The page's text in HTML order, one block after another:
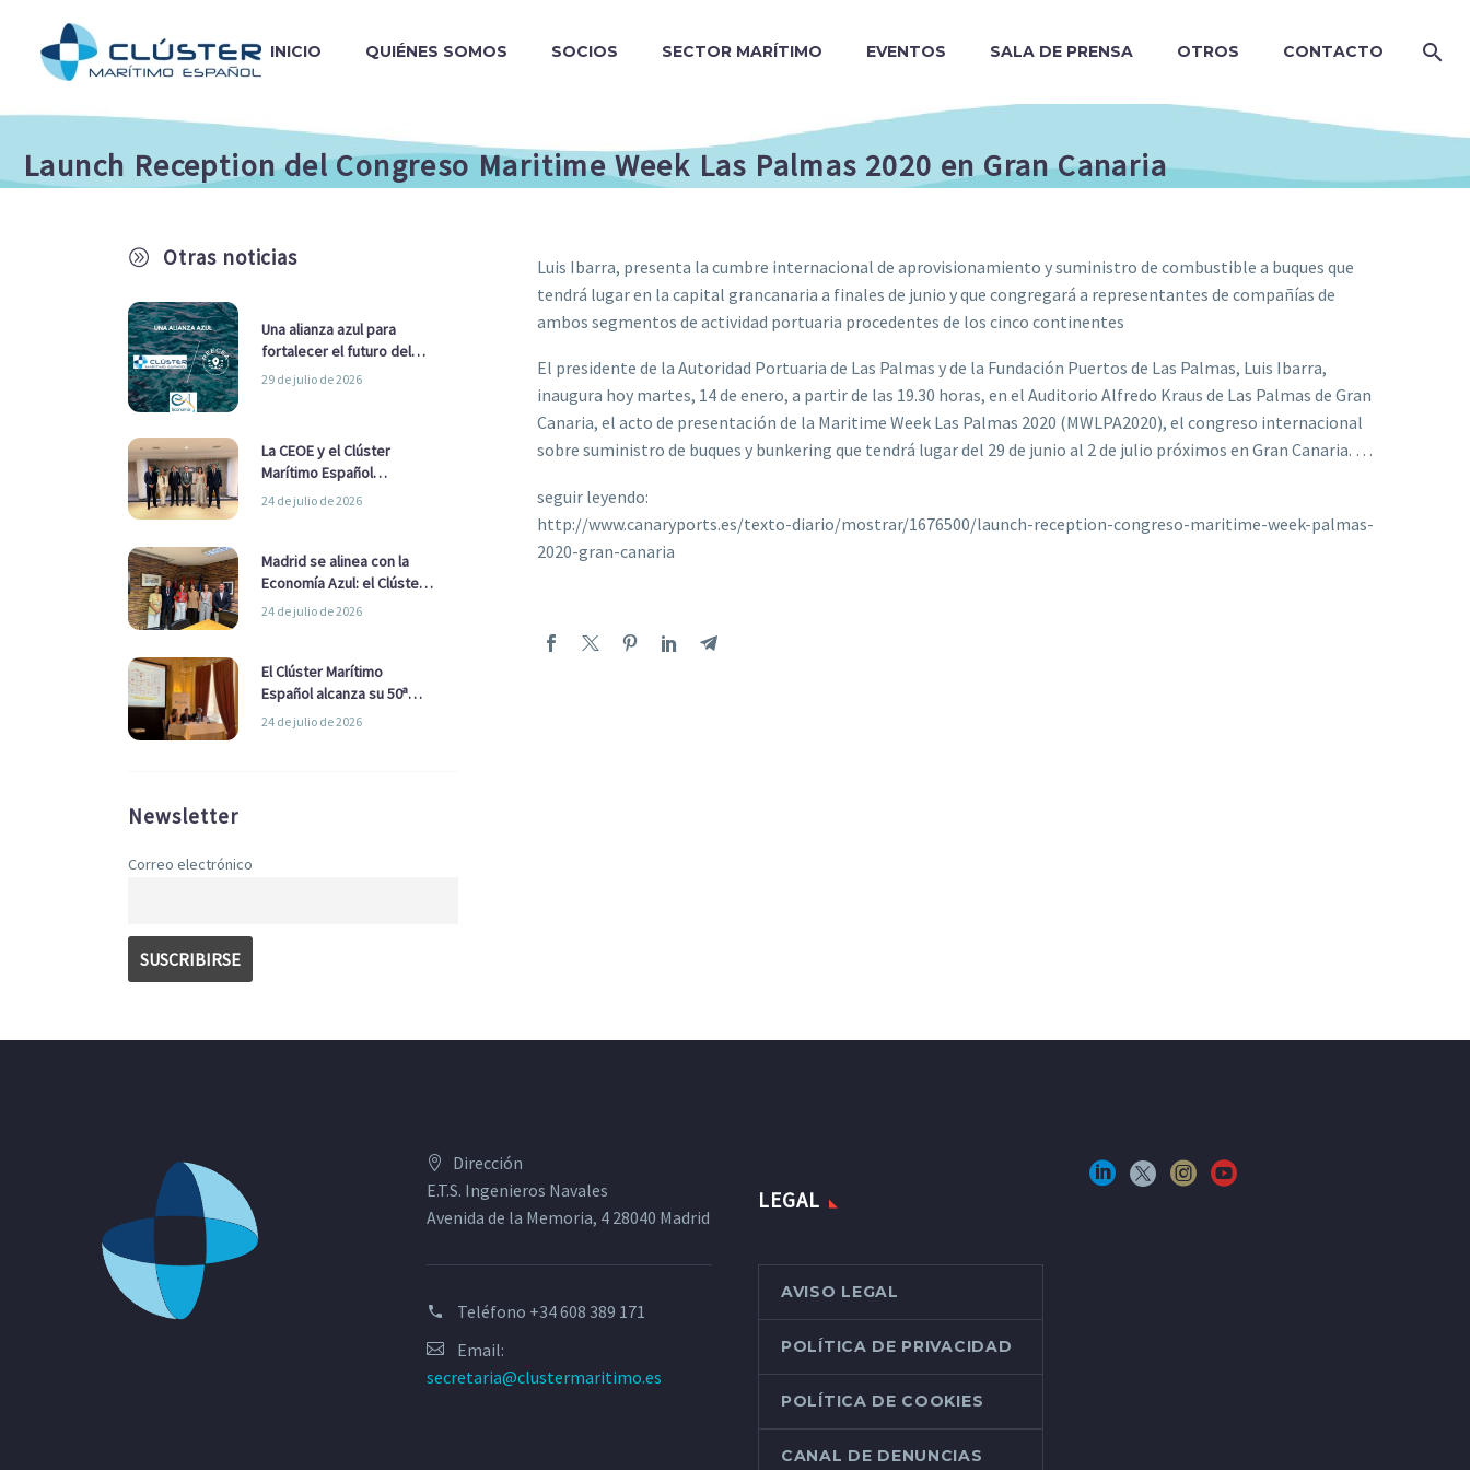
INICIO QUIÉNES SOMOS SOCIOS SECTOR MARÍTIMO EVENTOS SALA DE PRENSA OTROS CONTACTO
Launch Reception del Congreso Maritime Week Las Palmas 2020 en Gran Canaria
A Otras noticias
Una alianza azul para
fortalecer el futuro del
sector marítimo
29 de julio de 2026
La CEOE y el Clúster
Marítimo Español
refuerzan su alianza para
24 de julio de 2026
Madrid se alinea con la
Economía Azul: el Clúster
Marítimo Español y la Real
Ayuntamiento
24 de julio de 2026
El Clúster Marítimo
Español alcanza su 50ª
Asamblea reafirmando su
24 de julio de 2026
Newsletter
Correo electrónico
Luis Ibarra, presenta la cumbre internacional de aprovisionamiento y suministro de combustible a buques que
tendrá lugar en la capital grancanaria a finales de junio y que congregará a representantes de compañías de
ambos segmentos de actividad portuaria procedentes de los cinco continentes
El presidente de la Autoridad Portuaria de Las Palmas y de la Fundación Puertos de Las Palmas, Luis Ibarra,
inaugura hoy martes, 14 de enero, a partir de las 19.30 horas, en el Auditorio Alfredo Kraus de Las Palmas de Gran
Canaria, el acto de presentación de la Maritime Week Las Palmas 2020 (MWLPA2020), el congreso internacional
sobre suministro de buques y bunkering que tendrá lugar del 29 de junio al 2 de julio próximos en Gran Canaria. …
seguir leyendo:
http://www.canaryports.es/texto-diario/mostrar/1676500/launch-reception-congreso-maritime-week-palmas-
2020-gran-canaria
Dirección
E.T.S. Ingenieros Navales
Avenida de la Memoria, 4 28040 Madrid
Teléfono +34 608 389 171
Email:
secretaria@clustermaritimo.es
LEGAL
AVISO LEGAL
POLÍTICA DE PRIVACIDAD
POLÍTICA DE COOKIES
CANAL DE DENUNCIAS